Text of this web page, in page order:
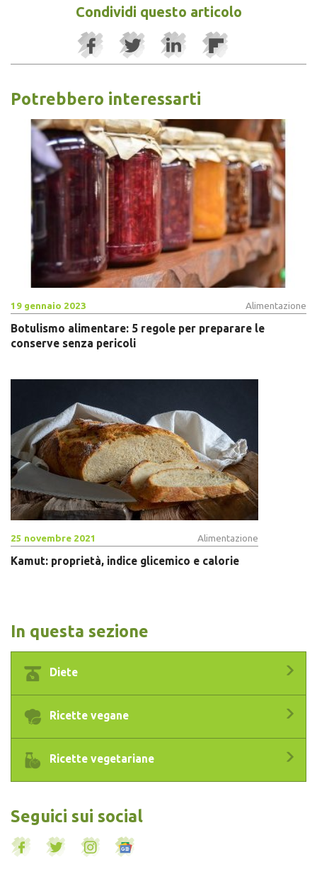
Condividi questo articolo
Potrebbero interessarti
19 gennaio 2023 Alimentazione
Botulismo alimentare: 5 regole per preparare le
conserve senza pericoli
25 novembre 2021 Alimentazione
Kamut: proprietà, indice glicemico e calorie
In questa sezione
Diete
Ricette vegane
Ricette vegetariane
Seguici sui social